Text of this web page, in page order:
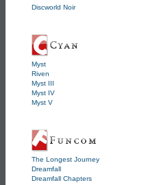
Discworld Noir
Myst
Riven
Myst III
Myst IV
Myst V
The Longest Journey
Dreamfall
Dreamfall Chapters